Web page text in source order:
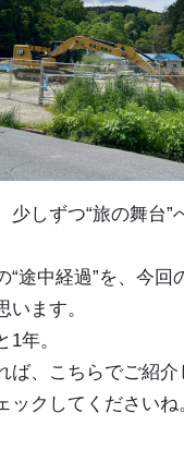
少しずつ“旅の舞台”
“途中経過”を、今回
います。
1年。
ば、こちらでご紹
ックしてくださいね